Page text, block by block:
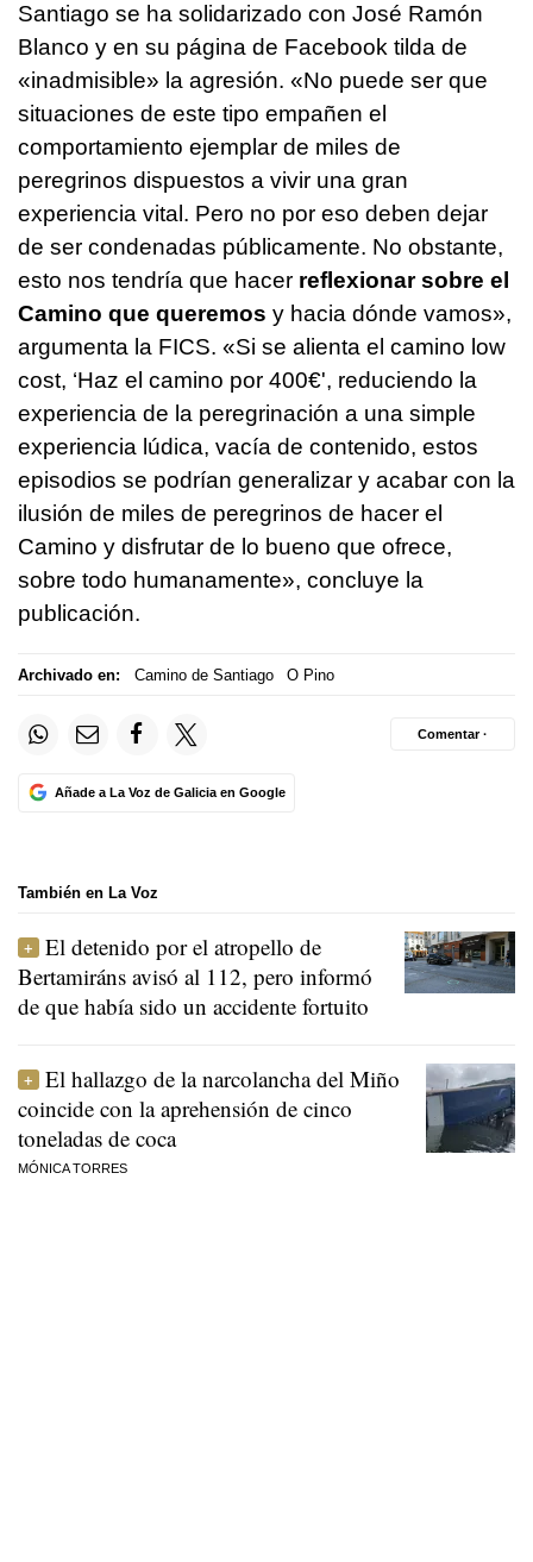
Santiago se ha solidarizado con José Ramón
Blanco y en su página de Facebook tilda de
«inadmisible» la agresión. «No puede ser que
situaciones de este tipo empañen el
comportamiento ejemplar de miles de
peregrinos dispuestos a vivir una gran
experiencia vital. Pero no por eso deben dejar
de ser condenadas públicamente. No obstante,
esto nos tendría que hacer reflexionar sobre el
Camino que queremos y hacia dónde vamos»,
argumenta la FICS. «Si se alienta el camino low
cost, ‘Haz el camino por 400€', reduciendo la
experiencia de la peregrinación a una simple
experiencia lúdica, vacía de contenido, estos
episodios se podrían generalizar y acabar con la
ilusión de miles de peregrinos de hacer el
Camino y disfrutar de lo bueno que ofrece,
sobre todo humanamente», concluye la
publicación.
Archivado en: Camino de Santiago O Pino
Añade a La Voz de Galicia en Google
Comentar ·
También en La Voz
El detenido por el atropello de
Bertamiráns avisó al 112, pero informó
de que había sido un accidente fortuito
El hallazgo de la narcolancha del Miño
coincide con la aprehensión de cinco
toneladas de coca
MÓNICA TORRES